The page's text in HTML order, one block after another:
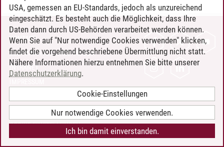
KONTAKT
LEUPHANA ALS ARBEITGEBER
INTRANET
BARRIEREFREIHEIT
COOKIE-EINSTELLUNGEN
USA, gemessen an EU-Standards, jedoch als unzureichend
eingeschätzt. Es besteht auch die Möglichkeit, dass Ihre
Daten dann durch US-Behörden verarbeitet werden können.
Wenn Sie auf "Nur notwendige Cookies verwenden" klicken,
findet die vorgehend beschriebene Übermittlung nicht statt.
Nähere Informationen hierzu entnehmen Sie bitte unserer
Datenschutzerklärung.
Cookie-Einstellungen
Nur notwendige Cookies verwenden.
Ich bin damit einverstanden.